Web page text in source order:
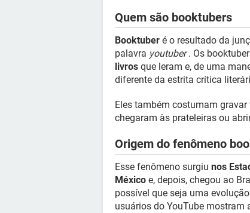
Quem são booktubers
Booktuber é o resultado da
palavra youtuber. Os
livros que leram e, de uma
diferente da estrita crítica
Eles também costumam
chegaram às prateleiras ou
Origem do fenômeno
Esse fenômeno surgiu nos
México e, depois, chegou ao
possível que seja uma
usuários do YouTube mostram